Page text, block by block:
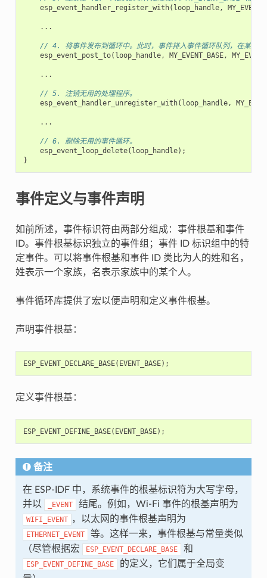
esp_event_handler_register_with( loop_handle,
...
// 4. 将事件发布到循环中。此时，事件排入事件循环队列，在某个
esp_event_post_to( loop_handle, MY_EVENT_BASE,
...
// 5. 注销无用的处理程序。
esp_event_handler_unregister_with( loop_handle,
...
// 6. 删除无用的事件循环。
esp_event_loop_delete( loop_handle);
}
事件定义与事件声明
如前所述，事件标识符由两部分组成：事件根基和事件
ID。事件根基标识独立的事件组；事件 ID 标识组中的特
定事件。可以将事件根基和事件 ID 类比为人的姓和名，
姓表示一个家族，名表示家族中的某个人。
事件循环库提供了宏以便声明和定义事件根基。
声明事件根基：
ESP_EVENT_DECLARE_BASE( EVENT_BASE);
定义事件根基：
ESP_EVENT_DEFINE_BASE( EVENT_BASE);
备注
在 ESP-IDF 中，系统事件的根基标识符为大写字母，
并以
_EVENT 结尾。例如，Wi-Fi 事件的根基声明为
WIFI_EVENT ，以太网的事件根基声明为
ETHERNET_EVENT
等。这样一来，事件根基与常量类似
（尽管根据宏
ESP_EVENT_DECLARE_BASE 和
ESP_EVENT_DEFINE_BASE
的定义，它们属于全局变